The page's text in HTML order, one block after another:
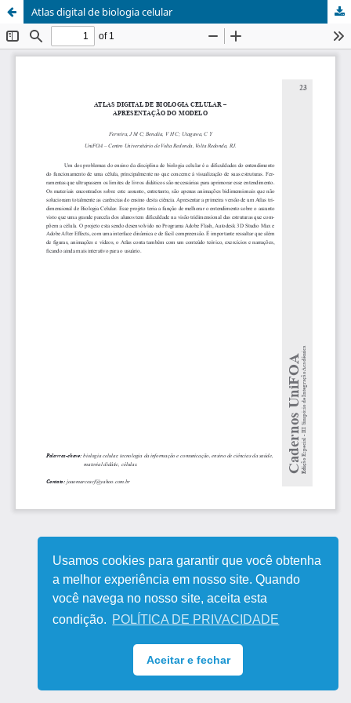
Usamos cookies para garantir que você obtenha
a melhor experiência em nosso site. Quando
você navega no nosso site, aceita esta
condição. POLÍTICA DE PRIVACIDADE
Aceitar e fechar
Atlas digital de biologia celular